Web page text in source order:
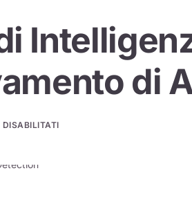
di
DISABILITATI